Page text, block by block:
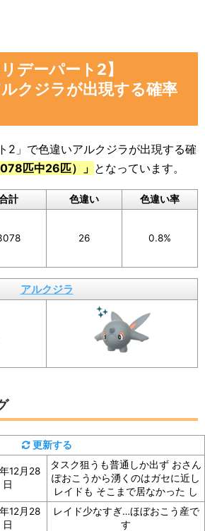
クジラを見つけた数(イベント開
イベント開始前のアルクジラを見
いた数が自動計算され反映され
います。
数をぜひ教えてください。
遭遇状況と「フリーコメント」
反映されるほか、フォームの下
れます。
こともできるので、X（旧Twitte
の共有にもぜひご活用ください。
に図鑑の「見つけた数」をスク
しておくと便利
けた数」は、アルクジラの図鑑ペー
鑑の「見つけた数」の部分のスクシ
、メモしておくと便利です。
リデーパート2】
クジラが出現する確率
2」で色違いアルクジラが出現する確
匹中26匹）」 となっています。
計 色違い 色違い率
26 0.8%
アルクジラ
更新する
12月28
日
タスク狙うも普通しか出ず おさん
ぽおこうから湧くのはガセに近し
レイドも そこまで居なかった し
12月28
日
レイド少なすぎ…ほぼおこう産で
す